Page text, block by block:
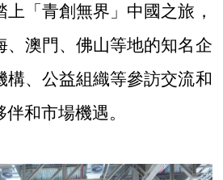
「青創無界」中國之旅，
、澳門、佛山等地的知名企
構、公益組織等參訪交流和
和市場機遇。